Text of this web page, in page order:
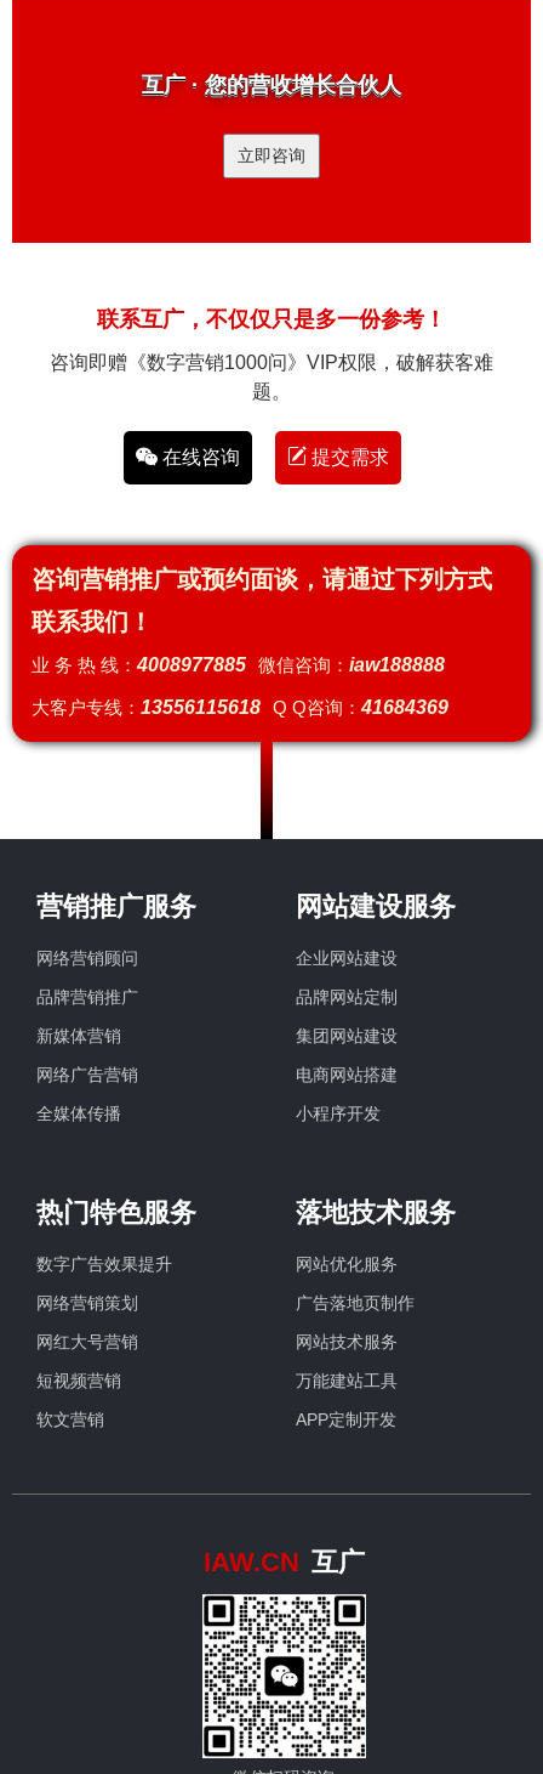
互广 · 您的营收增长合伙人
立即咨询
联系互广，不仅仅只是多一份参考！
咨询即赠《数字营销1000问》VIP权限，破解获客难
题。
在线咨询 提交需求
咨询营销推广或预约面谈，请通过下列方式
联系我们！
业 务 热 线：4008977885 微信咨询： iaw188888
大客户专线： 13556115618 Q Q咨询：41684369
营销推广服务
网络营销顾问
品牌营销推广
新媒体营销
网络广告营销
全媒体传播
网站建设服务
企业网站建设
品牌网站定制
集团网站建设
电商网站搭建
小程序开发
热门特色服务
数字广告效果提升
网络营销策划
网红大号营销
短视频营销
软文营销
落地技术服务
网站优化服务
广告落地页制作
网站技术服务
万能建站工具
APP定制开发
IAW.CN 互广